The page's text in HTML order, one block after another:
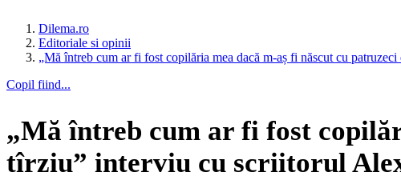
Dilema.ro
Editoriale si opinii
„Mă întreb cum ar fi fost copilăria mea dacă m-aș fi născut cu
Copil fiind...
„Mă întreb cum ar fi fost
tîrziu” interviu cu scriitorul